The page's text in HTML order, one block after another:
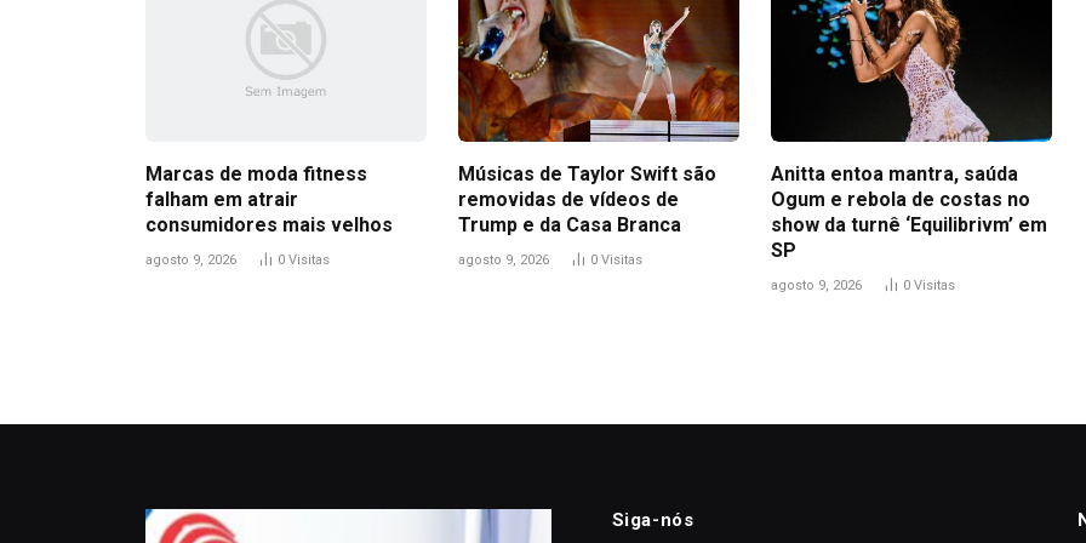
Marcas de moda fitness
falham em atrair
consumidores mais velhos
agosto 9, 2026 0 Visitas
Músicas de Taylor Swift são
removidas de vídeos de
Trump e da Casa Branca
agosto 9, 2026 0 Visitas
Anitta entoa mantra, saúda
Ogum e rebola de costas no
show da turnê ‘Equilibrivm’ em
SP
agosto 9, 2026 0 Visitas
Siga-nós